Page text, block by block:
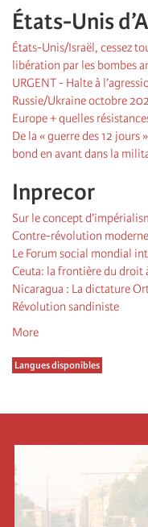
États-Unis
États-Unis/Israël, cessez
libération par les bombes
URGENT - Halte à
Russie/Ukraine octobre
Europe + quelles
De la « guerre des 12 jours
bond en avant dans la
Inprecor
Sur le concept
Contre-révolution
Le Forum social mondial
Ceuta: la frontière du droit
Nicaragua : La dictature
Révolution sandiniste
More
Langues disponibles